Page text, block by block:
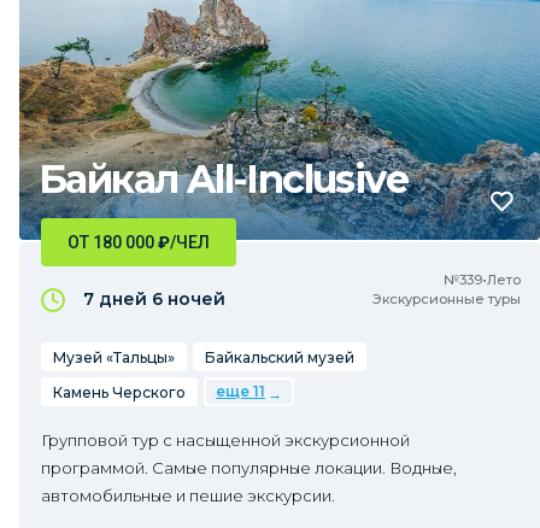
Байкал All-Inclusive
№339•Лето
Экскурсионные туры
ОТ 180 000₽/ЧЕЛ
7 дней 6 ночей
Музей «Тальцы»
Байкальский музей
Камень Черского
еще 11
Групповой тур с насыщенной экскурсионной
программой. Самые популярные локации. Водные,
автомобильные и пешие экскурсии.